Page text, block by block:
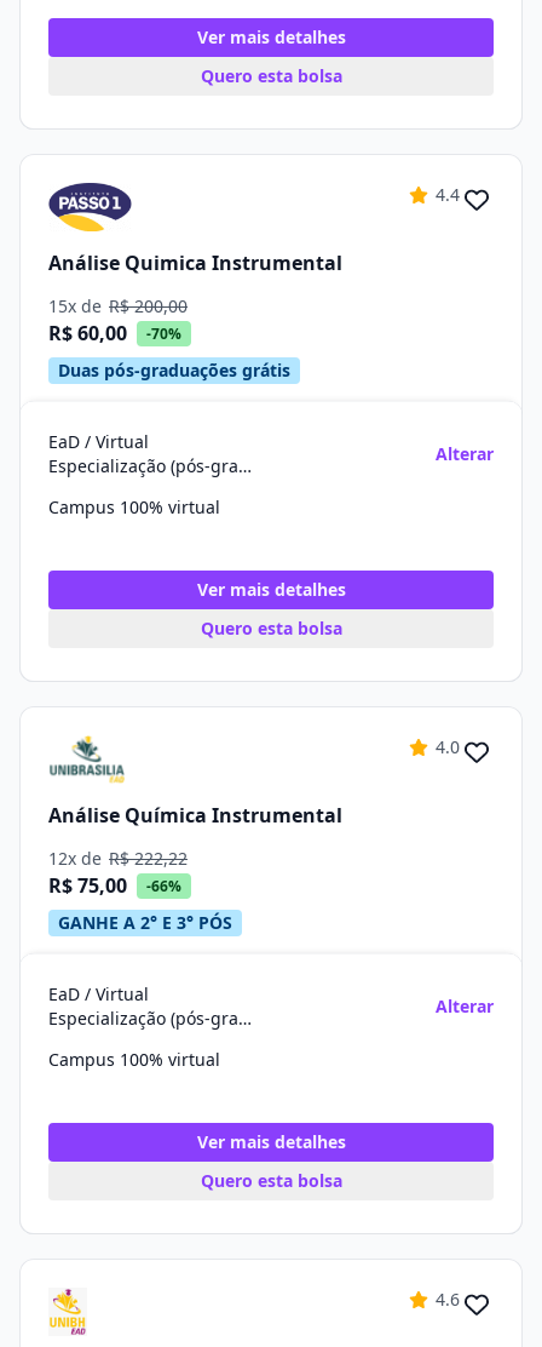
Ver mais detalhes
Quero esta bolsa
4.4
Análise Quimica Instrumental
15x de R$ 200,00
R$ 60,00 -70%
Duas pós-graduações grátis
EaD / Virtual
Especialização (pós-graduação)
Alterar
Campus 100% virtual
Ver mais detalhes
Quero esta bolsa
4.0
Análise Química Instrumental
12x de R$ 222,22
R$ 75,00 -66%
GANHE A 2° E 3° PÓS
EaD / Virtual
Especialização (pós-graduação)
Alterar
Campus 100% virtual
Ver mais detalhes
Quero esta bolsa
4.6